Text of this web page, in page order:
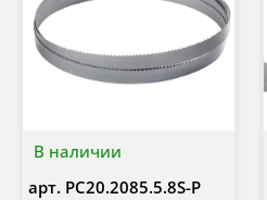
В наличии
арт. PC20.2085.5.8S-P